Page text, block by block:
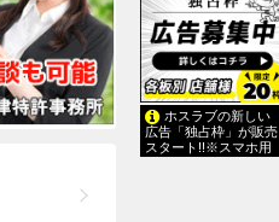
ホスラブの新しい
広告「独占枠」が販売
スタート!!※スマホ用